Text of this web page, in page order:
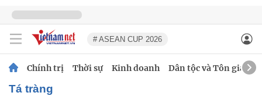
# ASEAN CUP 2026
Chính trị Thời sự Kinh doanh Dân tộc và Tôn giáo
tá tràng